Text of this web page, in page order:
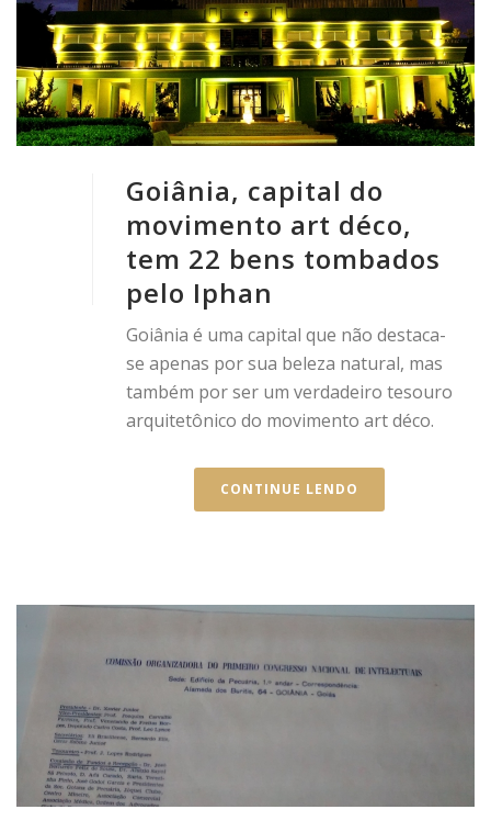
Goiânia, capital do
movimento art déco,
tem 22 bens tombados
pelo Iphan
Goiânia é uma capital que não destaca-
se apenas por sua beleza natural, mas
também por ser um verdadeiro tesouro
arquitetônico do movimento art déco.
CONTINUE LENDO